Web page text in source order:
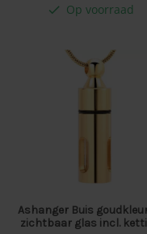
check Op voorraad
Ashanger Buis
zichtbaar glas incl.